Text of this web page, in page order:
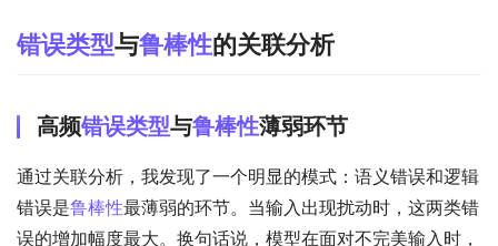
错误类型与鲁棒性的关联分析
高频错误类型与鲁棒性薄弱环节
通过关联分析，我发现了一个明显的模式：语义错误和逻辑
错误是鲁棒性最薄弱的环节。当输入出现扰动时，这两类错
误的增加幅度最大。换句话说，模型在面对不完美输入时，